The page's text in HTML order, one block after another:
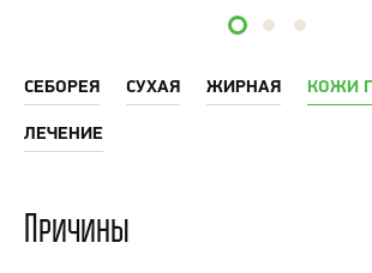
СЕБОРЕЯ СУХАЯ ЖИРНАЯ КОЖИ
ЛЕЧЕНИЕ
Причины